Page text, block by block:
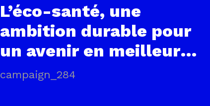
L’éco-santé, une
ambition durable pour
un avenir en meilleure
santé.
campaign_284